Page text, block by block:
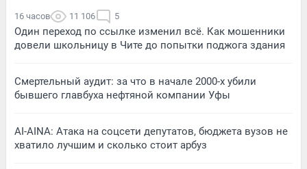
16 часов 11 106 5
Один переход по ссылке изменил всё. Как мошенники
довели школьницу в Чите до попытки поджога здания
Смертельный аудит: за что в начале 2000-х убили
бывшего главбуха нефтяной компании Уфы
AI-AINA: Атака на соцсети депутатов, бюджета вузов не
хватило лучшим и сколько стоит арбуз